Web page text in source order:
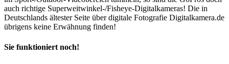
auch richtige Superweitwinkel-/Fisheye-Digitalkameras! Die in
Deutschlands ältester Seite über digitale Fotografie Digitalkamera.de
übrigens keine Erwähnung finden!
Sie funktioniert noch!